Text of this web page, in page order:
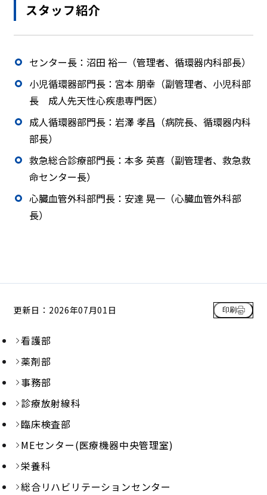
スタッフ紹介
センター長：沼田 裕一（管理者、循環器内科部長）
小児循環器部門長：宮本 朋幸（副管理者、小児科部
長 成人先天性心疾患専門医）
成人循環器部門長：岩澤 孝昌（病院長、循環器内科
部長）
救急総合診療部門長：本多 英喜（副管理者、救急救
命センター長）
心臓血管外科部門長：安達 晃一（心臓血管外科部
長）
更新日：2026年07月01日 印刷
看護部
薬剤部
事務部
診療放射線科
臨床検査部
MEセンター(医療機器中央管理室)
栄養科
総合リハビリテーションセンター